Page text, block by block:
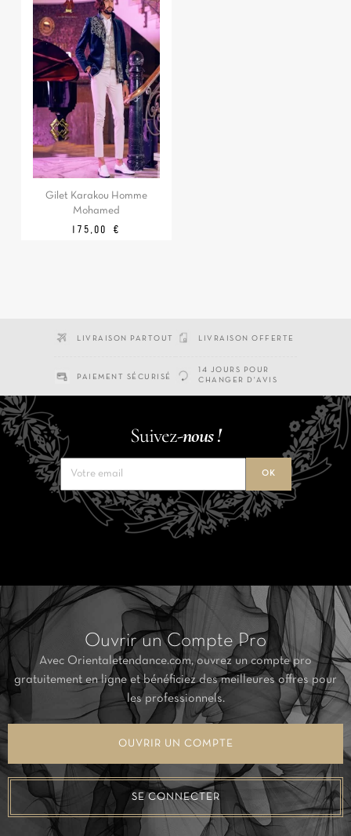
Gilet Karakou Homme
Mohamed
Prix
175,00 €
LIVRAISON PARTOUT LIVRAISON OFFERTE
PAIEMENT SÉCURISÉ
14 JOURS POUR
CHANGER D'AVIS
Suivez-nous !
Ouvrir un Compte Pro
Avec Orientaletendance.com, ouvrez un compte pro
gratuitement en ligne et bénéficiez des meilleures offres pour
les professionnels.
OUVRIR UN COMPTE
SE CONNECTER